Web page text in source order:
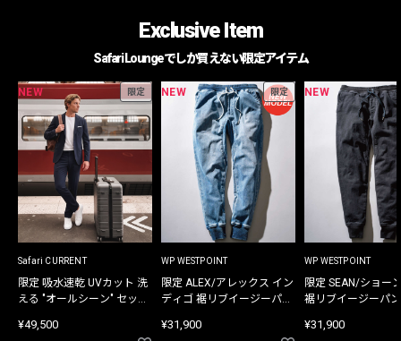
Exclusive Item
Safari Loungeでしか買えない限定アイテム
NEW 限定
Safari CURRENT
限定 吸水速乾 UVカット 洗
える "オールシーン" セット
¥49,500
NEW 限定
WP WESTPOINT
限定 ALEX/アレックス イン
ディゴ 裾リブイージーパン
¥31,900
NEW
WP WESTPOINT
限定 SEAN/ショー
裾リブイージーパ
¥31,900